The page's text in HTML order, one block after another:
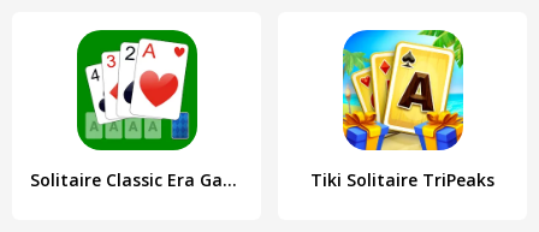
Solitaire Classic Era Games Tiki Solitaire TriPeaks